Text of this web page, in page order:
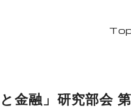
金融」研究部会